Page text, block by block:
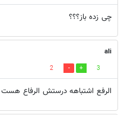
چی زده باز؟؟؟
ali
3
2
الرفع اشتباهه درستش الرفاع هست